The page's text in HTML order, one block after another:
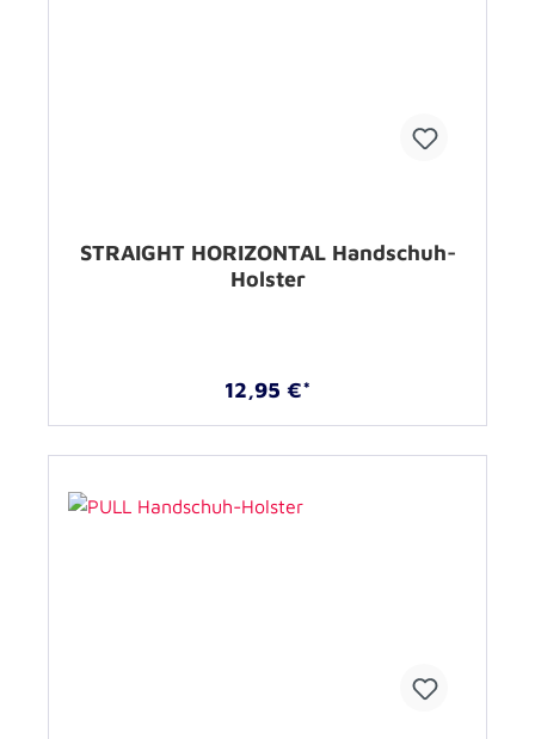
STRAIGHT HORIZONTAL Handschuh-
Holster
12,95 €*